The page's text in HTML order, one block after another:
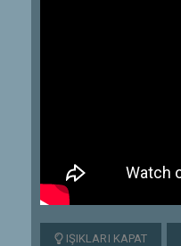
IŞIKLARI KAPAT